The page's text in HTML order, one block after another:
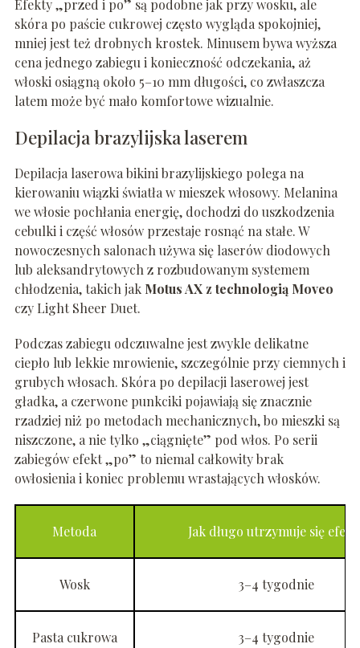
Efekty „przed i po” są podobne jak przy wosku, ale
skóra po paście cukrowej często wygląda spokojniej,
mniej jest też drobnych krostek. Minusem bywa wyższa
cena jednego zabiegu i konieczność odczekania, aż
włoski osiągną około 5–10 mm długości, co zwłaszcza
latem może być mało komfortowe wizualnie.
Depilacja brazylijska laserem
Depilacja laserowa bikini brazylijskiego polega na
kierowaniu wiązki światła w mieszek włosowy. Melanina
we włosie pochłania energię, dochodzi do uszkodzenia
cebulki i część włosów przestaje rosnąć na stałe. W
nowoczesnych salonach używa się laserów diodowych
lub aleksandrytowych z rozbudowanym systemem
chłodzenia, takich jak Motus AX z technologią Moveo
czy Light Sheer Duet.
Podczas zabiegu odczuwalne jest zwykle delikatne
ciepło lub lekkie mrowienie, szczególnie przy ciemnych i
grubych włosach. Skóra po depilacji laserowej jest
gładka, a czerwone punkciki pojawiają się znacznie
rzadziej niż po metodach mechanicznych, bo mieszki są
niszczone, a nie tylko „ciągnięte” pod włos. Po serii
zabiegów efekt „po” to niemal całkowity brak
owłosienia i koniec problemu wrastających włosków.
Metoda Jak długo utrzymuje się
Wosk 3–4 tygodnie
Pasta cukrowa 3–4 tygodnie